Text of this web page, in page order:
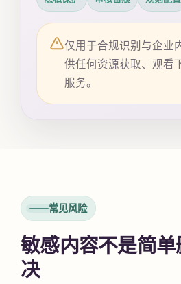
仅用于合规识别与企业
供任何资源获取、观看
服务。
常见风险
敏感内容不是简
决